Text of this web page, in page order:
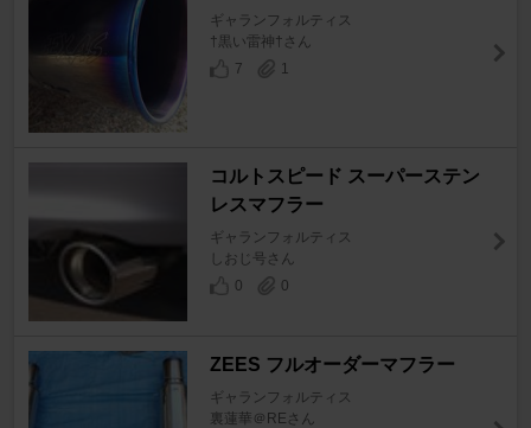
ギャランフォルティス
†黒い雷神†さん
7
1
コルトスピード スーパーステン
レスマフラー
ギャランフォルティス
しおじ号さん
0
0
ZEES フルオーダーマフラー
ギャランフォルティス
裏蓮華＠REさん